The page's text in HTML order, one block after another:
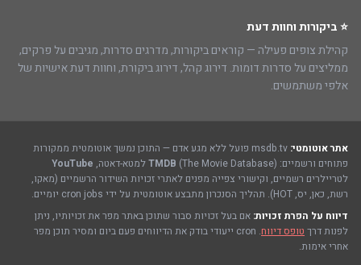
⭐ ביקורות וחוות דעת
קהילת צופים פעילה — קוראים ביקורות, מדרגים סדרות, מגיבים על פרקים,
ממליצים על סדרות דומות. דירוג קהל, דירוג ביקורת, וחוות דעת אישיות של
אלפי משתמשים.
אתר אוטומטי:
msdb.tv פועל ללא מגע אדם — התוכן נמשך אוטומטית ממקורות
פתוחים ורשמיים:
TMDB (The Movie Database) למטא-דאטה,
YouTube
לטריילרים רשמיים, וקישורי צפייה מפנים לאתרי זכויות השידור הרשמיים (מאקו,
רשת, כאן, יס, HOT). תהליך הסנכרון מתבצע אוטומטית על ידי cron jobs יומיים.
דיווח על הפרת זכויות: אם בעל זכויות סבור שתוכן באתר מפר את זכויותיו, ניתן
לפנות דרך טופס דיווח
. cron ייעודי בודק את הדיווחים פעם ביום ומסיר תוכן מפר
אחרי אימות.